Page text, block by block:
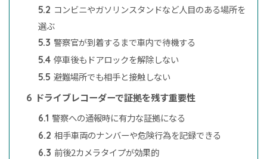
5.2 コンビニやガソリンスタンドなど人目のある場所を
選ぶ
5.3 警察官が到着するまで車内で待機する
5.4 停車後もドアロックを解除しない
5.5 避難場所でも相手と接触しない
6 ドライブレコーダーで証拠を残す重要性
6.1 警察への通報時に有力な証拠になる
6.2 相手車両のナンバーや危険行為を記録できる
6.3 前後2カメラタイプが効果的